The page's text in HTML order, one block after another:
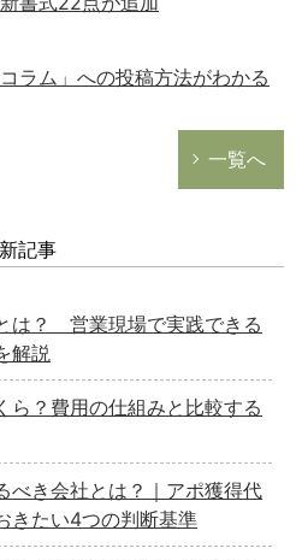
ラム」への投稿方法がわかる
一覧へ
記事
は？ 営業現場で実践できる
解説
ら？費用の仕組みと比較する
べき会社とは？｜アポ獲得代
きたい4つの判断基準